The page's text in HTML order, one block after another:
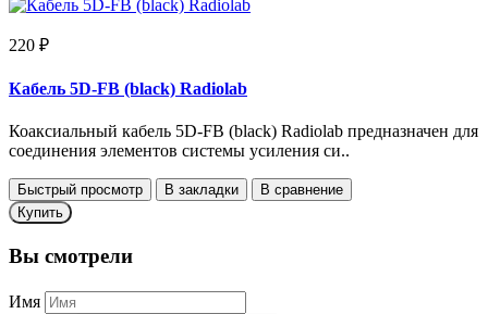
220 ₽
Кабель 5D-FB (black) Radiolab
Коаксиальный кабель 5D-FB (black) Radiolab предназначен для
соединения элементов системы усиления си..
Быстрый просмотр В закладки
В сравнение
Купить
Вы смотрели
Имя